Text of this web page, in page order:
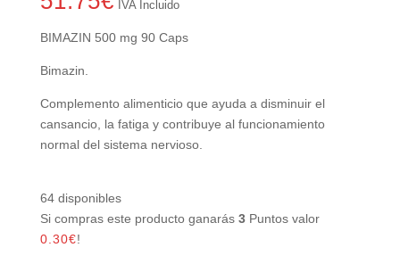
IVA Incluido
BIMAZIN 500 mg 90 Caps
Bimazin.
Complemento alimenticio que ayuda a disminuir el
cansancio, la fatiga y contribuye al funcionamiento
normal del sistema nervioso.
64 disponibles
Si compras este producto ganarás 3Puntos valor
0.30€!